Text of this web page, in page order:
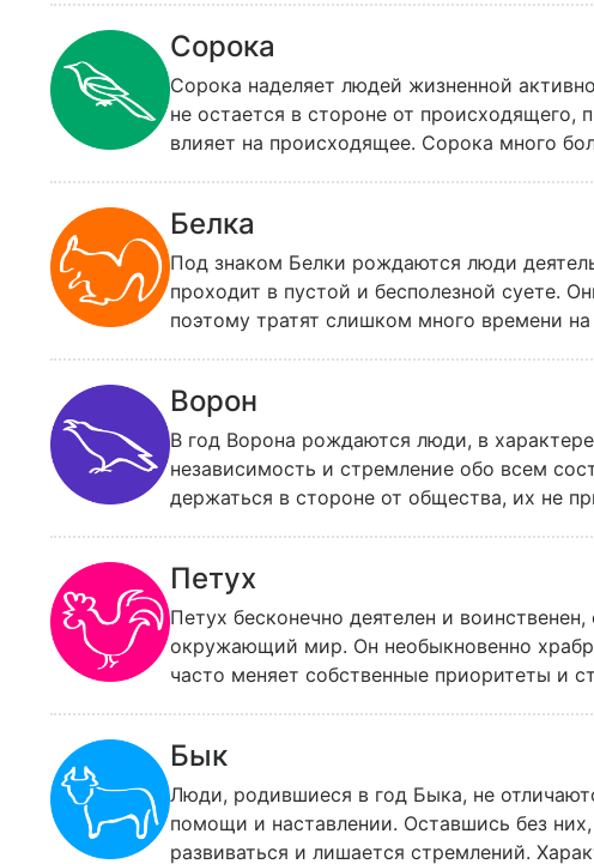
Сорока
Сорока наделяет людей жизненной
не остается в стороне от происходящего,
влияет на происходящее. Сорока много
Белка
Под знаком Белки рождаются люди
проходит в пустой и бесполезной суете.
поэтому тратят слишком много времени
Ворон
В год Ворона рождаются люди, в
независимость и стремление обо всем
держаться в стороне от общества, их не
Петух
Петух бесконечно деятелен и
окружающий мир. Он необыкновенно
часто меняет собственные приоритеты и
Бык
Люди, родившиеся в год Быка, не
помощи и наставлении. Оставшись без
развиваться и лишается стремлений.